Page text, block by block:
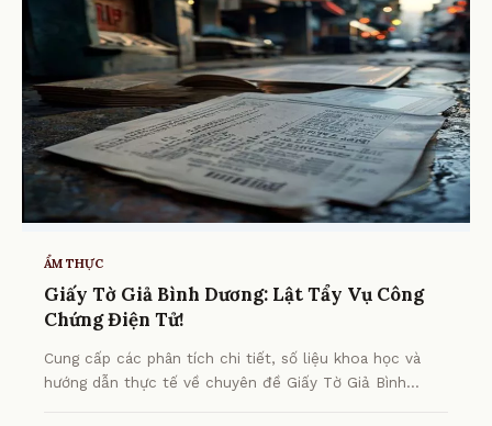
ẨM THỰC
Giấy Tờ Giả Bình Dương: Lật Tẩy Vụ Công
Chứng Điện Tử!
Cung cấp các phân tích chi tiết, số liệu khoa học và
hướng dẫn thực tế về chuyên đề Giấy Tờ Giả Bình